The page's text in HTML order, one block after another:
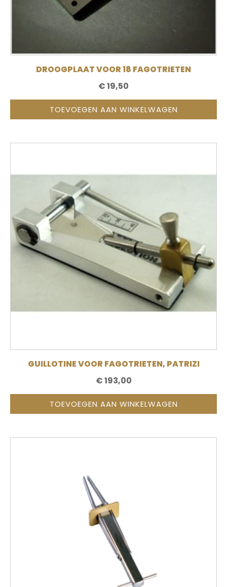
DROOGPLAAT VOOR 18 FAGOTRIETEN
€19,50
TOEVOEGEN AAN WINKELWAGEN
GUILLOTINE VOOR FAGOTRIETEN, PATRIZI
€193,00
TOEVOEGEN AAN WINKELWAGEN